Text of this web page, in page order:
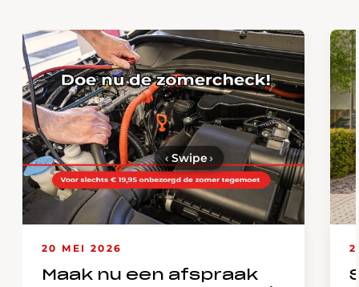
20 MEI 2026
Maak nu een afspraak
‹ Swipe›